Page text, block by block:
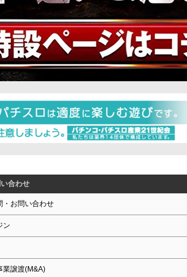
合わせ
・お問い合わせ
ン
業譲渡(M&A)